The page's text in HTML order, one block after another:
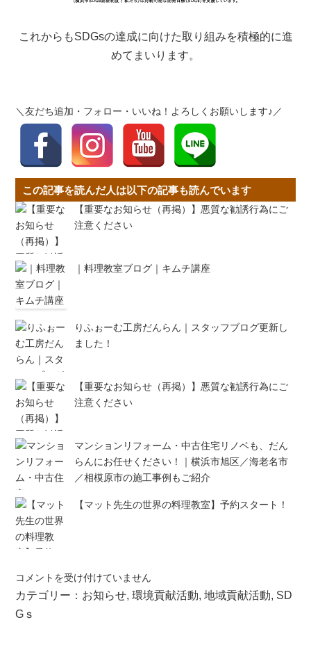
これからもSDGsの達成に向けた取り組みを積極的に進
めてまいります。
＼友だち追加・フォロー・いいね！よろしくお願いします♪／
この記事を読んだ人は以下の記事も読んでいます
【重要なお知らせ（再掲）】悪質な勧誘行為にご
注意ください
｜料理教室ブログ｜キムチ講座
りふぉーむ工房だんらん｜スタッフブログ更新し
ました！
【重要なお知らせ（再掲）】悪質な勧誘行為にご
注意ください
マンションリフォーム・中古住宅リノベも、だん
らんにお任せください！｜横浜市旭区／海老名市
／相模原市の施工事例もご紹介
【マット先生の世界の料理教室】予約スタート！
横
浜
市
コメントを受け付けていません
カテゴリー： お知らせ,環境貢献活動,地域貢献活動, SD
Gｓ